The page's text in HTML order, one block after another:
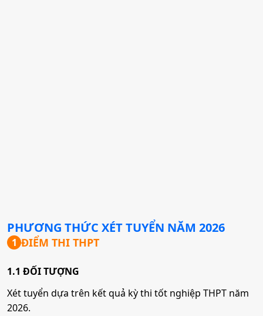
PHƯƠNG THỨC XÉT TUYỂN NĂM 2026
1 ĐIỂM THI THPT
1.1 ĐỐI TƯỢNG
Xét tuyển dựa trên kết quả kỳ thi tốt nghiệp THPT năm
2026.